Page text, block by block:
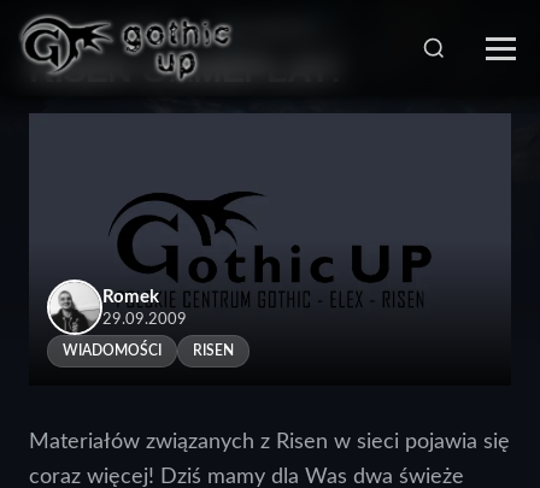
STRONA GŁÓWNA > WIADOMOŚCI
RISEN GAMEPLAY!
Romek
29.09.2009
WIADOMOŚCI RISEN
Materiałów związanych z Risen w sieci pojawia się
coraz więcej! Dziś mamy dla Was dwa świeże